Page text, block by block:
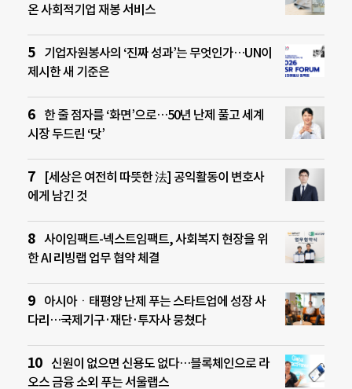
온 사회적기업 재봉 서비스
기업자원봉사의 ‘진짜 성과’는 무엇인가…UN이
제시한 새 기준은
한 줄 점자를 ‘화면’으로…50년 난제 풀고 세계
시장 두드린 ‘닷’
[세상은 여전히 따뜻한 法] 공익활동이 변호사
에게 남긴 것
사이임팩트-넥스트임팩트, 사회복지 현장을 위
한 AI 리빙랩 업무 협약 체결
아시아ㆍ태평양 난제 푸는 스타트업에 성장 사
다리…국제기구·재단·투자사 뭉쳤다
신원이 없으면 신용도 없다…블록체인으로 라
오스 금융 소외 푸는 서울랩스